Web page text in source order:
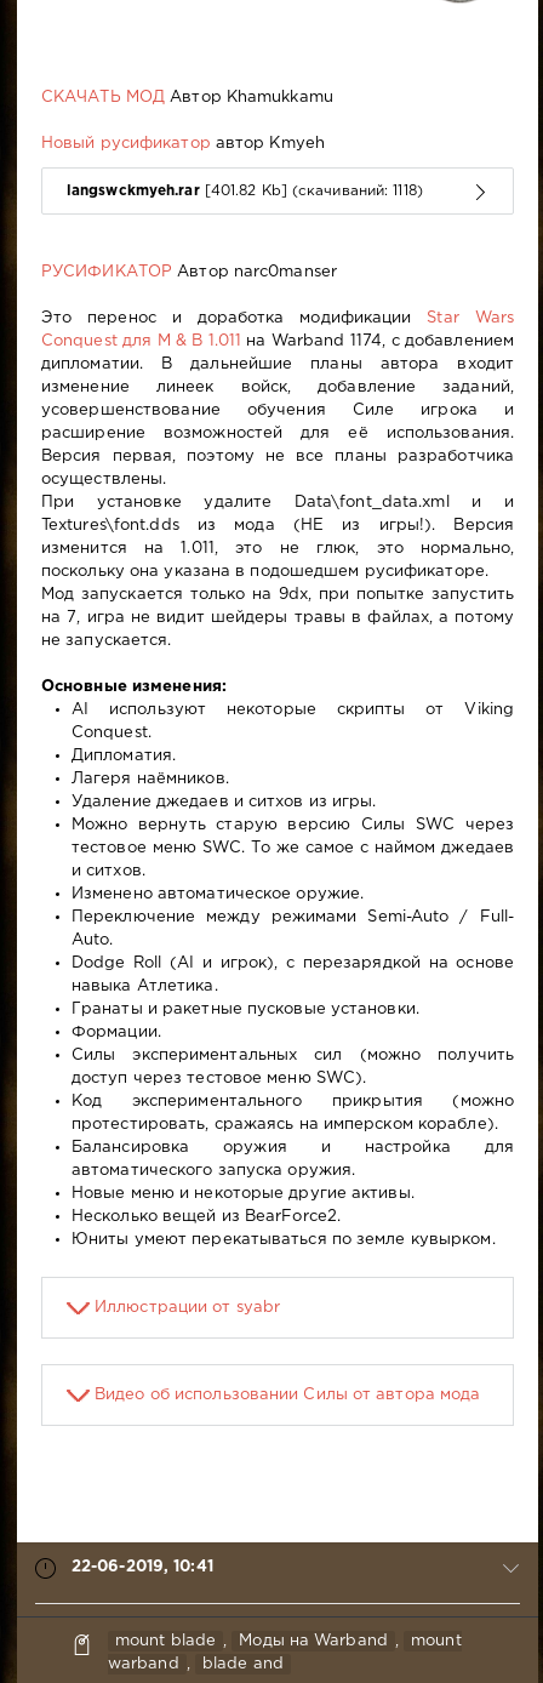
СКАЧАТЬ МОД Автор Khamukkamu
Новый русификатор автор Kmyeh
langswckmyeh.rar[401.82 Kb] (cкачиваний: 1118)
РУСИФИКАТОР Автор narc0manser
Это перенос и доработка модификации Star Wars
Conquest для M & B 1.011
на Warband 1174, с добавлением
дипломатии. В дальнейшие планы автора входит
изменение линеек войск, добавление заданий,
усовершенствование обучения Силе игрока и
расширение возможностей для её использования.
Версия первая, поэтому не все планы разработчика
осуществлены.
При установке удалите Data\font_data.xml и и
Textures\font.dds из мода (НЕ из игры!). Версия
изменится на 1.011, это не глюк, это нормально,
поскольку она указана в подошедшем русификаторе.
Мод запускается только на 9dx, при попытке запустить
на 7, игра не видит шейдеры травы в файлах, а потому
не запускается.
Основные изменения:
AI используют некоторые скрипты от Viking
Conquest.
Дипломатия.
Лагеря наёмников.
Удаление джедаев и ситхов из игры.
Можно вернуть старую версию Силы SWC через
тестовое меню SWC. То же самое с наймом джедаев
и ситхов.
Изменено автоматическое оружие.
Переключение между режимами Semi-Auto / Full-
Auto.
Dodge Roll (AI и игрок), с перезарядкой на основе
навыка Атлетика.
Гранаты и ракетные пусковые установки.
Формации.
Силы экспериментальных сил (можно получить
доступ через тестовое меню SWC).
Код экспериментального прикрытия (можно
протестировать, сражаясь на имперском корабле).
Балансировка оружия и настройка для
автоматического запуска оружия.
Новые меню и некоторые другие активы.
Несколько вещей из BearForce2.
Юниты умеют перекатываться по земле кувырком.
Иллюстрации от syabr
Видео об использовании Силы от автора мода
22-06-2019, 10:41
syabrmount blade Моды на Warband
mount
warband
blade and